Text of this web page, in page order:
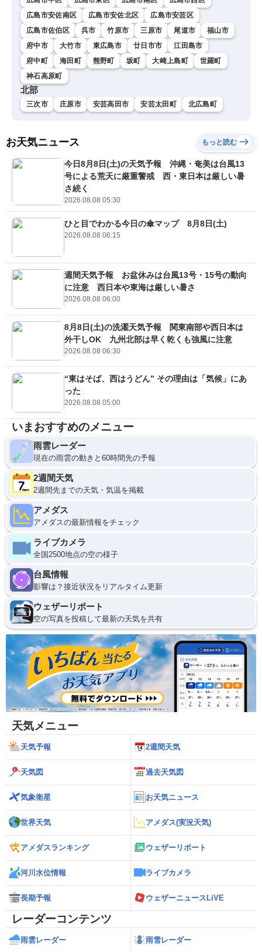
広島市安佐南区
広島市安佐北区
広島市安芸区
広島市佐伯区
呉市 竹原市 三原市 尾道市
福山市
府中市
大竹市 東広島市 廿日市市
江田島市
府中町
海田町 熊野町 坂町 大崎上島町
世羅町
神石高原町
北部
三次市 庄原市 安芸高田市 安芸太田町 北広島町
お天気ニュース もっと読む
今日8月8日(土)の天気予報 沖縄・奄美は台風13
号による荒天に厳重警戒 西・東日本は厳しい暑
さ続く
2026.08.08 05:30
ひと目でわかる今日の傘マップ 8月8日(土)
2026.08.08 06:15
週間天気予報 お盆休みは台風13号・15号の動向
に注意 西日本や東海は厳しい暑さ
2026.08.08 06:00
8月8日(土)の洗濯天気予報 関東南部や西日本は
外干しOK 九州北部は早く乾くも強風に注意
2026.08.08 06:30
“東はそば、西はうどん” その理由は「気候」にあ
った
2026.08.08 05:00
いまおすすめのメニュー
雨雲レーダー
現在の雨雲の動きと60時間先の予報
2週間天気
2週間先までの天気・気温を掲載
アメダス
アメダスの最新情報をチェック
ライブカメラ
全国2500地点の空の様子
台風情報
影響は？接近状況をリアルタイム更新
ウェザーリポート
空の写真を投稿して最新の天気を共有
天気メニュー
天気予報 2週間天気
天気図 過去天気図
気象衛星 お天気ニュース
世界天気 アメダス(実況天気)
アメダスランキング ウェザーリポート
河川水位情報 ライブカメラ
長期予報 ウェザーニュースLiVE
レーダーコンテンツ
雨雲レーダー 雨雪レーダー